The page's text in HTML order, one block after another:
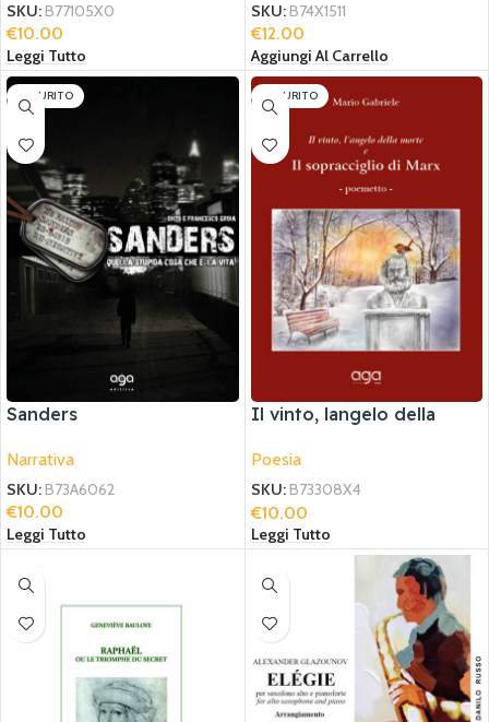
SKU: B77105X0
€10.00
Leggi Tutto
SKU: B74X1511
€12.00
Aggiungi Al Carrello
ESAURITO
Sanders
Narrativa
SKU: B73A6062
€10.00
Leggi Tutto
ESAURITO
Il vinto, langelo della
Marx
Poesia
SKU: B73308X4
€10.00
Leggi Tutto